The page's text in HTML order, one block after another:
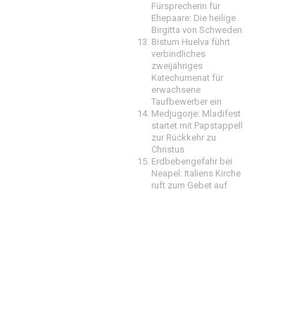
Fürsprecherin für
Ehepaare: Die heilige
Birgitta von Schweden
Bistum Huelva führt
verbindliches
zweijähriges
Katechumenat für
erwachsene
Taufbewerber ein
Medjugorje: Mladifest
startet mit Papstappell
zur Rückkehr zu
Christus
Erdbebengefahr bei
Neapel: Italiens Kirche
ruft zum Gebet auf